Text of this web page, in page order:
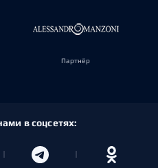
Партнёр
в соцсетях: